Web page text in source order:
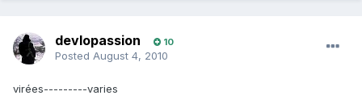
devlopassion 10
Posted August 4, 2010
virées---------varies